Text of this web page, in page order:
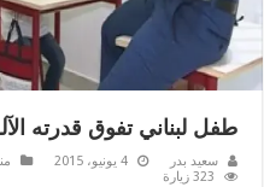
طفل لبناني تفوق قدرته
سعيد بدر 4 يونيو، 2015
323 زيارة